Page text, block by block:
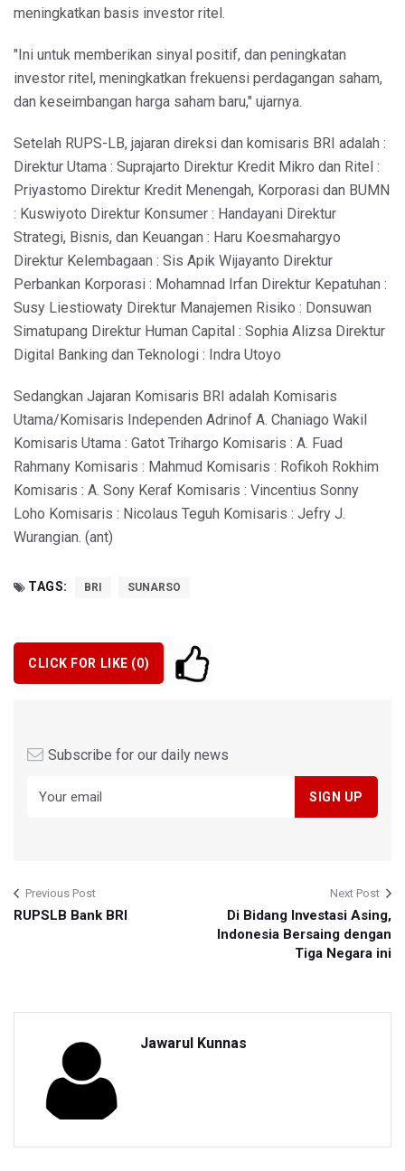
meningkatkan basis investor ritel.
"Ini untuk memberikan sinyal positif, dan peningkatan
investor ritel, meningkatkan frekuensi perdagangan saham,
dan keseimbangan harga saham baru," ujarnya.
Setelah RUPS-LB, jajaran direksi dan komisaris BRI adalah :
Direktur Utama : Suprajarto Direktur Kredit Mikro dan Ritel :
Priyastomo Direktur Kredit Menengah, Korporasi dan BUMN
: Kuswiyoto Direktur Konsumer : Handayani Direktur
Strategi, Bisnis, dan Keuangan : Haru Koesmahargyo
Direktur Kelembagaan : Sis Apik Wijayanto Direktur
Perbankan Korporasi : Mohamnad Irfan Direktur Kepatuhan :
Susy Liestiowaty Direktur Manajemen Risiko : Donsuwan
Simatupang Direktur Human Capital : Sophia Alizsa Direktur
Digital Banking dan Teknologi : Indra Utoyo
Sedangkan Jajaran Komisaris BRI adalah Komisaris
Utama/Komisaris Independen Adrinof A. Chaniago Wakil
Komisaris Utama : Gatot Trihargo Komisaris : A. Fuad
Rahmany Komisaris : Mahmud Komisaris : Rofikoh Rokhim
Komisaris : A. Sony Keraf Komisaris : Vincentius Sonny
Loho Komisaris : Nicolaus Teguh Komisaris : Jefry J.
Wurangian. (ant)
TAGS: BRI SUNARSO
CLICK FOR LIKE (0)
Subscribe for our daily news
Previous Post
RUPSLB Bank BRI
Next Post
Di Bidang Investasi Asing,
Indonesia Bersaing dengan
Tiga Negara ini
Jawarul Kunnas